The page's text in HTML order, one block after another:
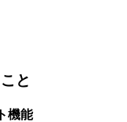
と
機能